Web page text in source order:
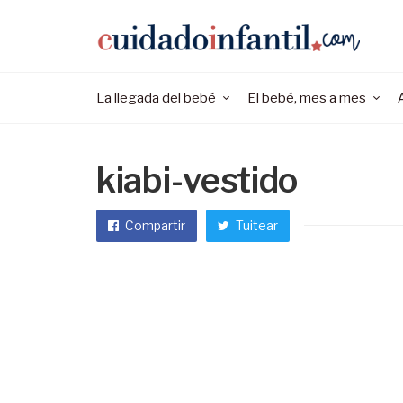
La llegada del bebé El bebé, mes a mes
kiabi-vestido
Compartir Tuitear